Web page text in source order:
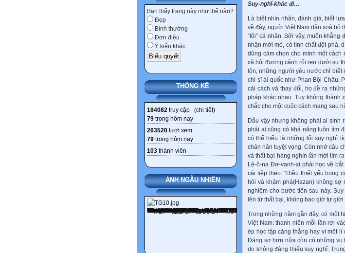
Bạn thấy trang này như thế nào?
Đẹp
Bình thường
Đơn điệu
Ý kiến khác
THỐNG KÊ
184082 truy cập (chi tiết)
79 trong hôm nay
263520 lượt xem
79 trong hôm nay
103 thành viên
ẢNH NGẪU NHIÊN
Suy-nghĩ-khác đi…
Là biết nhìn nhận, đánh giá, biết
về đây, người Việt Nam dần xoá bỏ
“tôi” cá nhân. Bởi vậy, muốn khẳng
nhận mới mẻ, có tính chất đột phá,
dũng cảm chọn cho mình một
xã hội đương cảnh rối ren dưới sự
lộn, những người yêu nước chỉ biết
chí sĩ ái quốc như Phan Bội Châu,
cải cách và thay đổi, họ đề ra
pháp khác nhau. Tuy không thành
chắc cho một cuộc cách mạng sau
Dẫu vậy nhưng không phải ai sinh
phải ai cũng có khả năng luôn tìm
có thể hiểu là những lối suy nghĩ
chán nản tuyệt vọng. Còn nhớ câu
và thất bại hàng nghìn lần mới tìm
Lê-ô-na Đơ-vanh-xi phải học vẽ
cái tiếp theo. “Điều thiết yếu trong
hỏi và khám phá(Hazan) không
nghiệm cho bước tiến sau này.
lên từ thất bại, không bao giờ tự
Trong những năm gần đây, có một
Việt Nam: thanh niên mỗi lần rơi
ép học tập căng thẳng hay vì một
Đáng sợ hơn nữa còn có những vụ
do không đáng thiếu suy nghĩ.